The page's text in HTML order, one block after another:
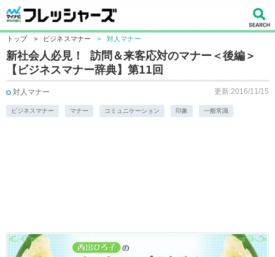
トップ > ビジネスマナー > 対人マナー
新社会人必見！ 訪問＆来客応対のマナー＜後編＞
【ビジネスマナー辞典】第11回
対人マナー 更新:2016/11/15
ビジネスマナー マナー コミュニケーション 印象 一般常識